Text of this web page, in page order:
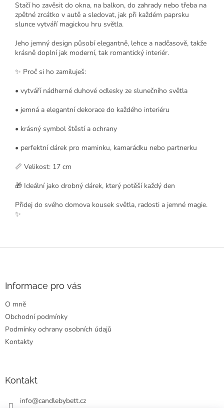
Stačí ho zavěsit do okna, na balkon, do zahrady nebo třeba na
zpětné zrcátko v autě a sledovat, jak při každém paprsku
slunce vytváří magickou hru světla.
Jeho jemný design působí elegantně, lehce a nadčasově, takže
krásně doplní jak moderní, tak romantický interiér.
✨ Proč si ho zamiluješ:
• vytváří nádherné duhové odlesky ze slunečního světla
• jemná a elegantní dekorace do každého interiéru
• krásný symbol štěstí a ochrany
• perfektní dárek pro maminku, kamarádku nebo partnerku
📏 Velikost: 17 cm
🎁 Ideální jako drobný dárek, který potěší každý den
Přidej do svého domova kousek světla, radosti a jemné magie.
✨
Informace pro vás
O mně
Obchodní podmínky
Podmínky ochrany osobních údajů
Kontakty
Kontakt
info@candlebybett.cz